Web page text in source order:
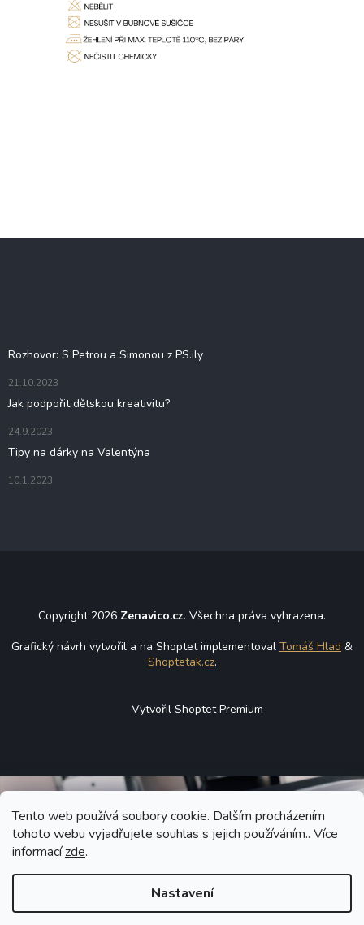
Tento web používá soubory cookie. Dalším procházením
tohoto webu vyjadřujete souhlas s jejich používáním.. Více
informacízde.
Nastavení
Rozhovor: S Petrou a Simonou z PS.ily
21.10.2023
Jak podpořit dětskou kreativitu?
24.9.2023
Tipy na dárky na Valentýna
10.1.2023
Copyright 2026 Zenavico.cz. Všechna práva vyhrazena.
Grafický návrh vytvořil a na Shoptet implementoval Tomáš Hlad &
Shoptetak.cz.
Vytvořil Shoptet Premium